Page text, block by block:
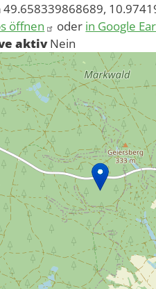
49.658339868689,
öffnen
oder in Google
aktiv Nein